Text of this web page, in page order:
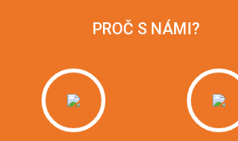
PROČ S NÁMI?